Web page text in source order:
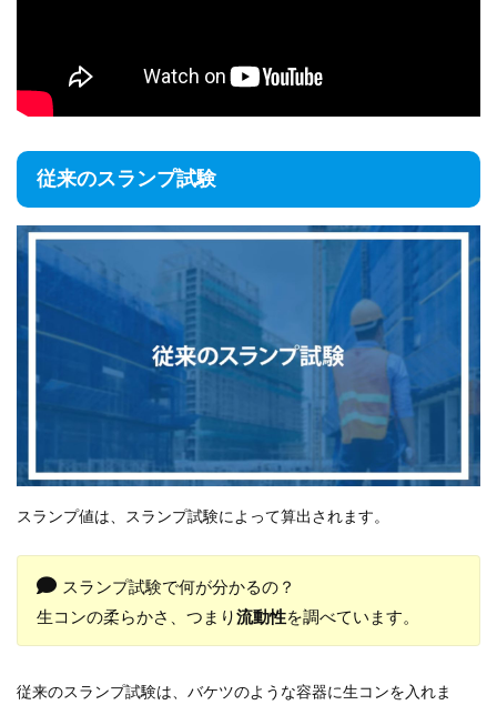
従来のスランプ試験
スランプ値は、スランプ試験によって算出されます。
スランプ試験で何が分かるの？
生コンの柔らかさ、つまり流動性を調べています。
従来のスランプ試験は、バケツのような容器に生コンを入れま